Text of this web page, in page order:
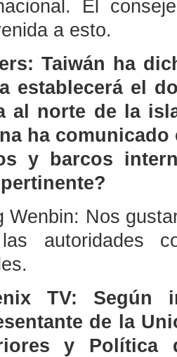
El
a esto.
Taiwán ha
establecerá el
al norte de la
ha
y barcos
Wenbin: Nos
autoridades
TV: Según
de la
y Política